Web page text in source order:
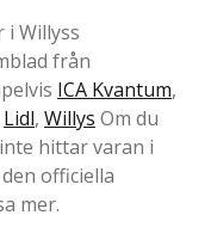
i Willyss
från
ICA Kvantum,
Lidl, Willys Om du
hittar varan i
officiella
mer.